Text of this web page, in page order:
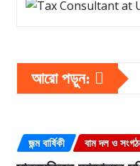
আরো পড়ুন:
জন্ম বার্ষিকী বাম দল ও